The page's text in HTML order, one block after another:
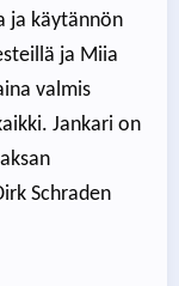
ja käytännön
ja Miia
valmis
Jankari on
Schraden